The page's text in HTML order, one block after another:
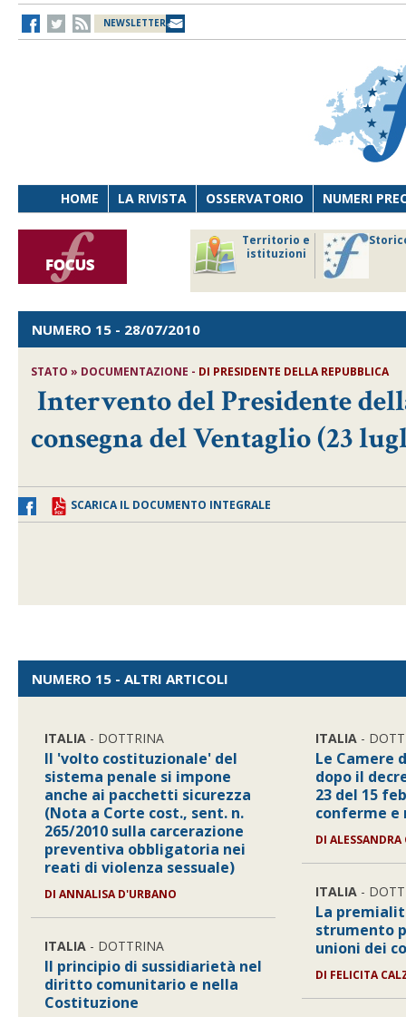
NEWSLETTER
HOME LA RIVISTA OSSERVATORIO NUMERI
Territorio e
istituzioni
NUMERO 15 - 28/07/2010
STATO » DOCUMENTAZIONE - DI PRESIDENTE DELLA REPUBBLICA
Intervento del Presidente
consegna del Ventaglio (23
SCARICA IL DOCUMENTO INTEGRALE
NUMERO 15 - ALTRI ARTICOLI
ITALIA - DOTTRINA
Il 'volto costituzionale' del
sistema penale si impone
anche ai pacchetti sicurezza
(Nota a Corte cost., sent. n.
265/2010 sulla carcerazione
preventiva obbligatoria nei
reati di violenza sessuale)
DI ANNALISA D'URBANO
ITALIA - DOTTRINA
Il principio di sussidiarietà nel
diritto comunitario e nella
Costituzione
ITALIA -
Le Camere
dopo il
23 del 15
conferme e
DI ALESSANDRA
ITALIA -
La
strumento
unioni dei
DI FELICITA